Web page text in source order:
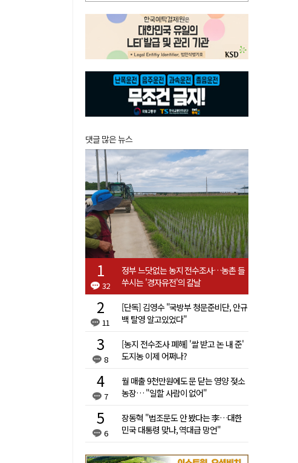
댓글 많은 뉴스
32
정부 느닷없는 농지 전수조사…농촌 들
쑤시는 '경자유전'의 칼날
11
[단독] 김영수 "국방부 청문준비단, 안규
백 탈영 알고있었다"
8
[농지 전수조사 폐해] '쌀 받고 논 내 준'
도지농 이제 어쩌나?
7
월 매출 9천만원에도 문 닫는 영양 젖소
농장… "일할 사람이 없어"
6
장동혁 "법조문도 안 봤다는 李…대한
민국 대통령 맞나, 역대급 망언"